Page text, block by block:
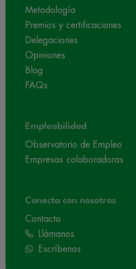
Metodología
Premios y certificaciones
Delegaciones
Opiniones
Blog
FAQs
Empleabilidad
Observatorio de Empleo
Empresas colaboradoras
Conecta con nosotros
Contacto
Llámanos
Escríbenos